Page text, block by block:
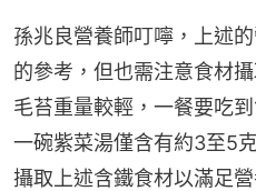
孫兆良營養師叮嚀，上述
的參考，但也需注意食材
毛苔重量較輕，一餐要吃
一碗紫菜湯僅含有約3至5
攝取上述含鐵食材以滿足